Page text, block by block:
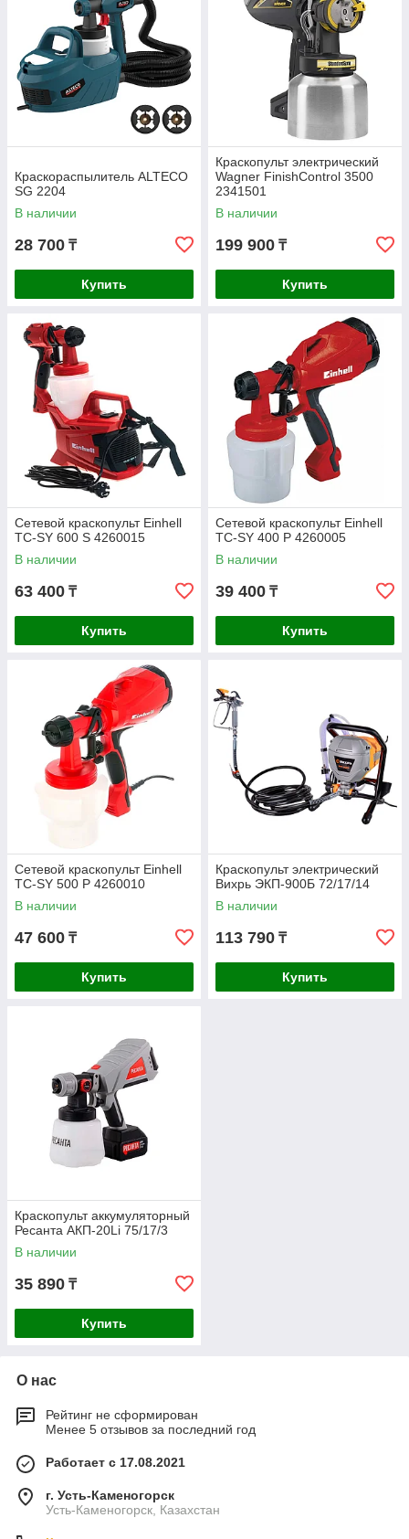
Краскораспылитель ALTECO
SG 2204
В наличии
28 700 ₸
Купить
Краскопульт электрический
Wagner FinishControl 3500
2341501
В наличии
199 900 ₸
Купить
Сетевой краскопульт Einhell
TC-SY 600 S 4260015
В наличии
63 400 ₸
Купить
Сетевой краскопульт Einhell
TC-SY 400 P 4260005
В наличии
39 400 ₸
Купить
Сетевой краскопульт Einhell
TC-SY 500 P 4260010
В наличии
47 600 ₸
Купить
Краскопульт электрический
Вихрь ЭКП-900Б 72/17/14
В наличии
113 790 ₸
Купить
Краскопульт аккумуляторный
Ресанта АКП-20Li 75/17/3
В наличии
35 890 ₸
Купить
О нас
Рейтинг не сформирован
Менее 5 отзывов за последний год
Работает с 17.08.2021
г. Усть-Каменогорск
Усть-Каменогорск, Казахстан